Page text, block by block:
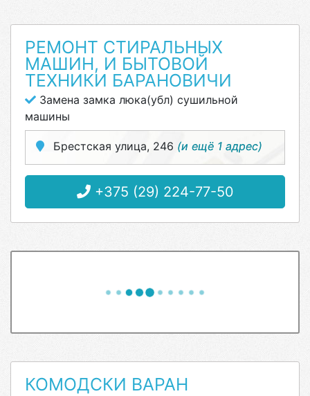
РЕМОНТ СТИРАЛЬНЫХ
МАШИН, И БЫТОВОЙ
ТЕХНИКИ БАРАНОВИЧИ
Замена замка люка(убл) сушильной
машины
Брестская улица, 246 (и ещё 1 адрес)
+375 (29) 224-77-50
КОМОДСКИ ВАРАН